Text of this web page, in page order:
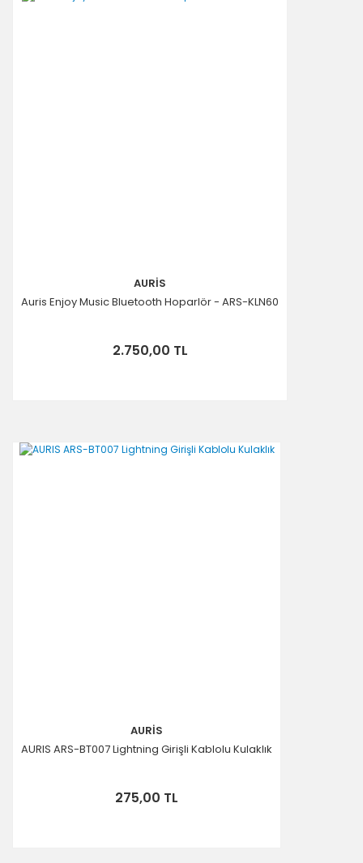
AURİS
Auris Enjoy Music Bluetooth Hoparlör - ARS-KLN60
2.750,00 TL
AURİS
AURIS ARS-BT007 Lightning Girişli Kablolu Kulaklık
275,00 TL